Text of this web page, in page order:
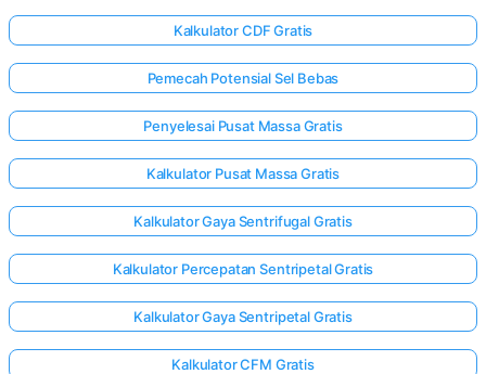
Kalkulator CDF Gratis
Pemecah Potensial Sel Bebas
Penyelesai Pusat Massa Gratis
Kalkulator Pusat Massa Gratis
Kalkulator Gaya Sentrifugal Gratis
Kalkulator Percepatan Sentripetal Gratis
Kalkulator Gaya Sentripetal Gratis
Kalkulator CFM Gratis